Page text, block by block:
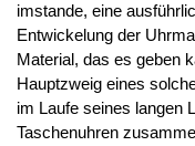
imstande, eine
Entwickelung der
Material, das es geben
Hauptzweig eines
im Laufe seines langen
Taschenuhren